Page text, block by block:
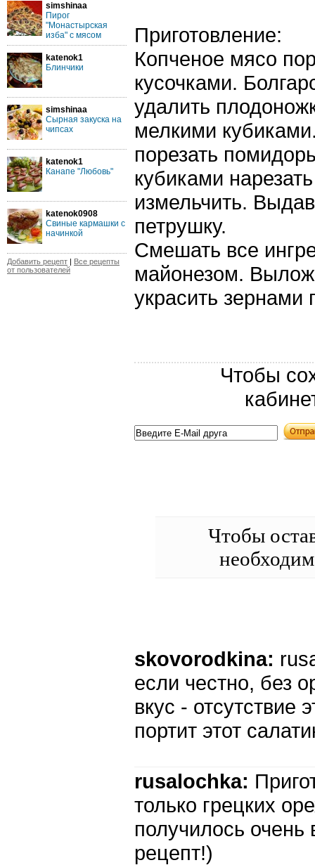
simshinaa
Пирог
"Монастырская
изба" с мясом
katenok1
Блинчики
simshinaa
Сырная закуска на
чипсах
katenok1
Канапе "Любовь"
katenok0908
Свиные кармашки с
начинкой
Добавить рецепт | Все рецепты
от пользователей
Приготовление:
Копченое мясо
кусочками.
удалить
мелкими
порезать
кубиками
измельчить.
петрушку.
Смешать все
майонезом.
украсить зернами
Чтобы
Чтобы
skovorodkina:
если честно, без
вкус - отсутствие
портит этот
rusalochka:
только грецких
получилось очень
рецепт!)